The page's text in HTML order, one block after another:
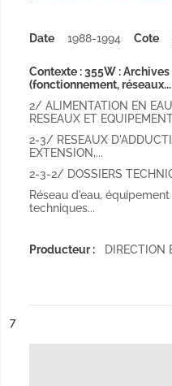
Date 1988-1994 Cote
Contexte : 355W :
(fonctionnement, réseaux...
2/ ALIMENTATION EN
RESEAUX ET
2-3/ RESEAUX
EXTENSION,...
2-3-2/ DOSSIERS
Réseau d'eau,
techniques...
Producteur : DIRECTION
n°
7